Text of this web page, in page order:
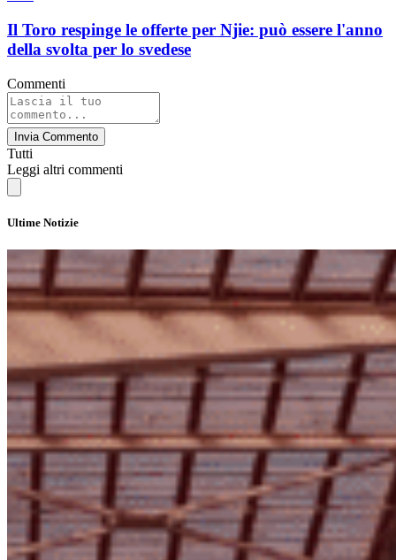
Il Toro respinge le offerte per Njie: può essere l'anno
della svolta per lo svedese
Commenti
Invia Commento
Tutti
Leggi altri commenti
Ultime Notizie